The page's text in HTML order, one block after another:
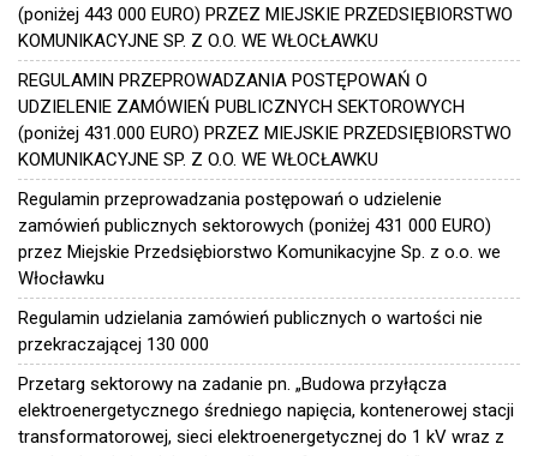
(poniżej 443 000 EURO) PRZEZ MIEJSKIE PRZEDSIĘBIORSTWO
KOMUNIKACYJNE SP. Z O.O. WE WŁOCŁAWKU
REGULAMIN PRZEPROWADZANIA POSTĘPOWAŃ O
UDZIELENIE ZAMÓWIEŃ PUBLICZNYCH SEKTOROWYCH
(poniżej 431.000 EURO) PRZEZ MIEJSKIE PRZEDSIĘBIORSTWO
KOMUNIKACYJNE SP. Z O.O. WE WŁOCŁAWKU
Regulamin przeprowadzania postępowań o udzielenie
zamówień publicznych sektorowych (poniżej 431 000 EURO)
przez Miejskie Przedsiębiorstwo Komunikacyjne Sp. z o.o. we
Włocławku
Regulamin udzielania zamówień publicznych o wartości nie
przekraczającej 130 000
Przetarg sektorowy na zadanie pn. „Budowa przyłącza
elektroenergetycznego średniego napięcia, kontenerowej stacji
transformatorowej, sieci elektroenergetycznej do 1 kV wraz z